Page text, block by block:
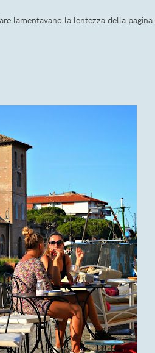
lamentavano la lentezza della pagina.